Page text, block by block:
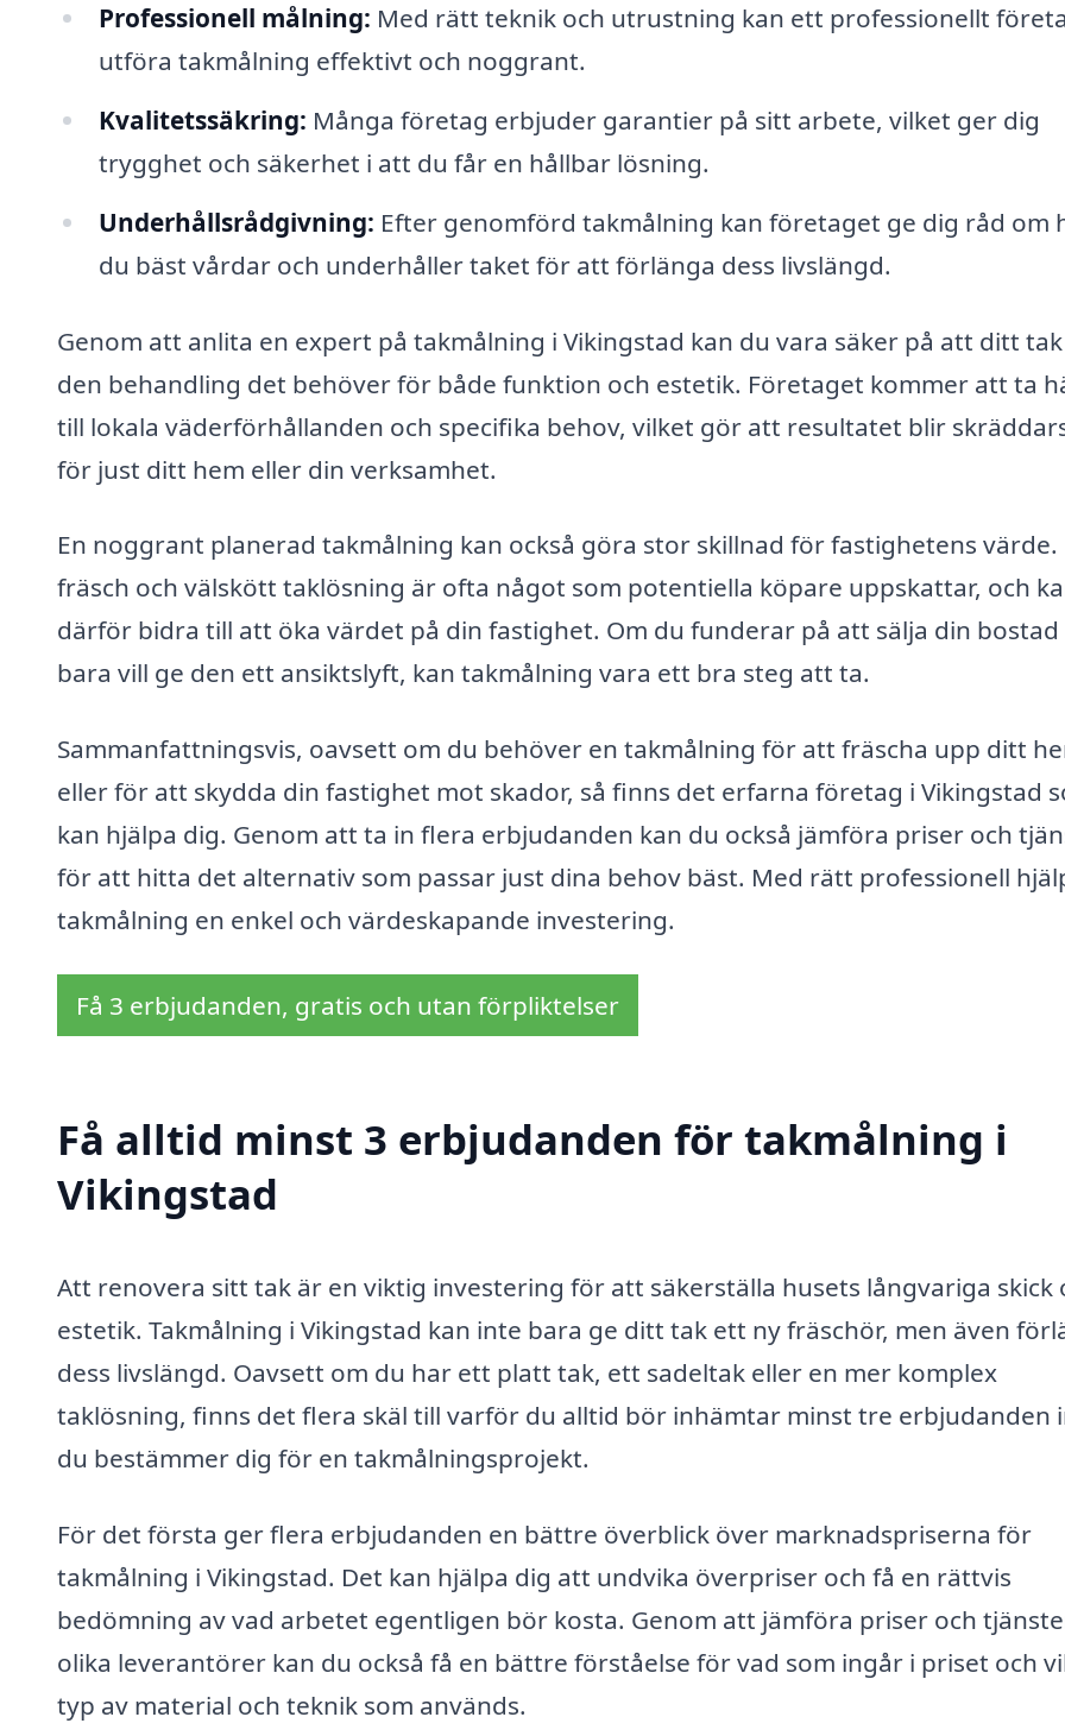
Professionell målning: Med rätt teknik och utrustning kan ett professionellt
utföra takmålning effektivt och noggrant.
Kvalitetssäkring: Många företag erbjuder garantier på sitt arbete, vilket ger dig
trygghet och säkerhet i att du får en hållbar lösning.
Underhållsrådgivning: Efter genomförd takmålning kan företaget ge dig råd om
du bäst vårdar och underhåller taket för att förlänga dess livslängd.
Genom att anlita en expert på takmålning i Vikingstad kan du vara säker på att ditt
den behandling det behöver för både funktion och estetik. Företaget kommer att ta
till lokala väderförhållanden och specifika behov, vilket gör att resultatet blir
för just ditt hem eller din verksamhet.
En noggrant planerad takmålning kan också göra stor skillnad för fastighetens värde.
fräsch och välskött taklösning är ofta något som potentiella köpare uppskattar, och
därför bidra till att öka värdet på din fastighet. Om du funderar på att sälja din bostad
bara vill ge den ett ansiktslyft, kan takmålning vara ett bra steg att ta.
Sammanfattningsvis, oavsett om du behöver en takmålning för att fräscha upp ditt
eller för att skydda din fastighet mot skador, så finns det erfarna företag i Vikingstad
kan hjälpa dig. Genom att ta in flera erbjudanden kan du också jämföra priser och
för att hitta det alternativ som passar just dina behov bäst. Med rätt professionell
takmålning en enkel och värdeskapande investering.
Få 3 erbjudanden, gratis och utan förpliktelser
Få alltid minst 3 erbjudanden för takmålning i
Vikingstad
Att renovera sitt tak är en viktig investering för att säkerställa husets långvariga skick
estetik. Takmålning i Vikingstad kan inte bara ge ditt tak ett ny fräschör, men även
dess livslängd. Oavsett om du har ett platt tak, ett sadeltak eller en mer komplex
taklösning, finns det flera skäl till varför du alltid bör inhämtar minst tre erbjudanden
du bestämmer dig för en takmålningsprojekt.
För det första ger flera erbjudanden en bättre överblick över marknadspriserna för
takmålning i Vikingstad. Det kan hjälpa dig att undvika överpriser och få en rättvis
bedömning av vad arbetet egentligen bör kosta. Genom att jämföra priser och
olika leverantörer kan du också få en bättre förståelse för vad som ingår i priset och
typ av material och teknik som används.